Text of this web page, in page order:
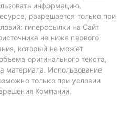
информацию,
разрешается только при
гиперссылки на Сайт
не ниже первого
который не может
оригинального текста,
материала. Использование
только при условии
Компании.